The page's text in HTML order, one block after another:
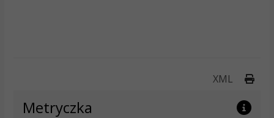
XML
Metryczka